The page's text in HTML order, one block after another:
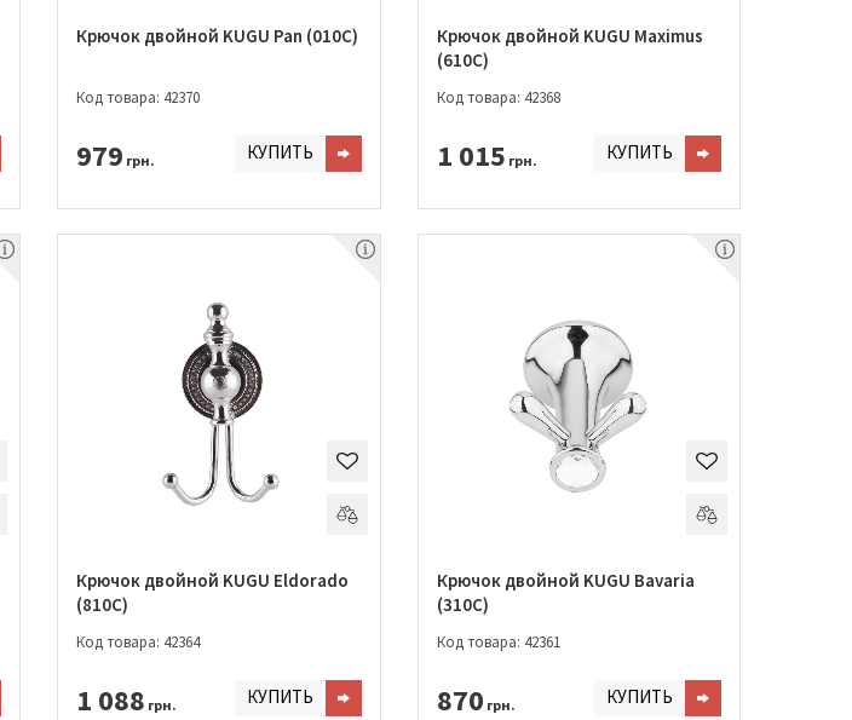
Крючок двойной KUGU Pan (010C)
Код товара: 42370
979 грн. КУПИТЬ
Крючок двойной KUGU Maximus
(610C)
Код товара: 42368
1 015 грн. КУПИТЬ
Крючок двойной KUGU Eldorado
(810C)
Код товара: 42364
1 088 грн. КУПИТЬ
Крючок двойной KUGU Bavaria
(310C)
Код товара: 42361
870 грн. КУПИТЬ